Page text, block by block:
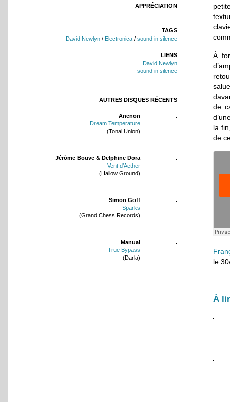
APPRÉCIATION
TAGS
David Newlyn / Electronica / sound in silence
LIENS
David Newlyn
sound in silence
AUTRES DISQUES RÉCENTS
Anenon
Dream Temperature
(Tonal Union)
Jérôme Bouve & Delphine Dora
Vent d’Aether
(Hallow Ground)
Simon Goff
Sparks
(Grand Chess Records)
Manual
True Bypass
(Darla)
À
de
la
de
le
À